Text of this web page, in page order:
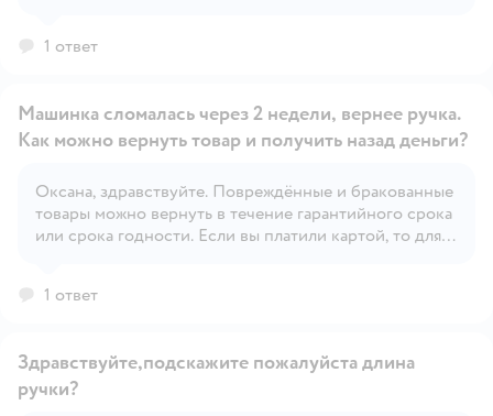
1 ответ
Открыть вопрос
Машинка сломалась через 2 недели, вернее ручка.
Как можно вернуть товар и получить назад деньги?
Оксана, здравствуйте. Повреждённые и бракованные
товары можно вернуть в течение гарантийного срока
или срока годности. Если вы платили картой, то для
На решение о возврате обычно требуется до 10 дней,
1 ответ
Здравствуйте,подскажите пожалуйста длина
ручки?